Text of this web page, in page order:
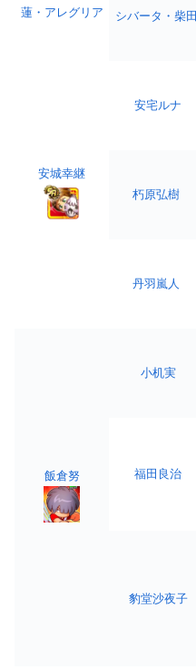
蓮・アレグリア
シバータ・柴田
安城幸継
安宅ルナ
朽原弘樹
丹羽嵐人
飯倉努
小机実
福田良治
豹堂沙夜子